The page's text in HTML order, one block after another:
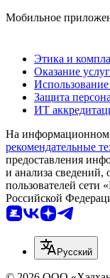
Мобильное
Этика и
Оказание услуг
Использование
Защита
ИТ
На информационном
рекомендательные
предоставления
и анализа сведений,
пользователей сети
Российской
Русский